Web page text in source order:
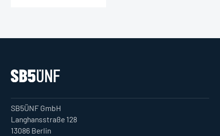
SB5ÜNF GmbH
Langhansstraße 128
13086 Berlin